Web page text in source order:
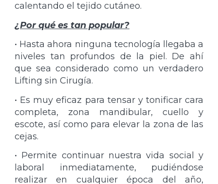
calentando el tejido cutáneo.
¿Por qué es tan popular?
• Hasta ahora ninguna tecnología llegaba a
niveles tan profundos de la piel. De ahí
que sea considerado como un verdadero
Lifting sin Cirugía.
• Es muy eficaz para tensar y tonificar cara
completa, zona mandibular, cuello y
escote, así como para elevar la zona de las
cejas.
• Permite continuar nuestra vida social y
laboral inmediatamente, pudiéndose
realizar en cualquier época del año,